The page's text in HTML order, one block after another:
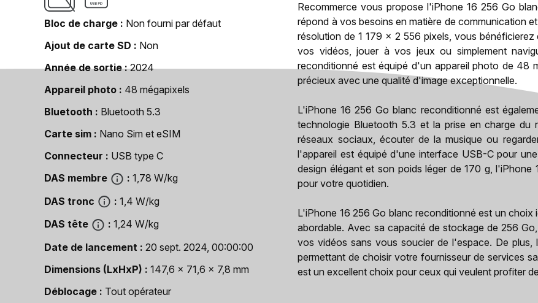
Bloc de charge
Non fourni par défaut
Ajout de carte SD
Non
Année de sortie
2024
Appareil photo
48 mégapixels
Bluetooth
Bluetooth 5.3
Carte sim
Nano Sim et eSIM
Connecteur
USB type C
DAS membre
1,78 W/kg
DAS tronc
1,4 W/kg
DAS tête
1,24 W/kg
Date de lancement
20 sept. 2024, 00:00:00
Dimensions (LxHxP)
147,6 x 71,6 x 7,8 mm
Déblocage
Tout opérateur
Recommerce vous propose l'iPhone 16 256 Go
répond à vos besoins en matière de communication
résolution de 1 179 x 2 556 pixels, vous
vos vidéos, jouer à vos jeux ou simplement
reconditionné est équipé d'un appareil photo de 48
précieux avec une qualité d'image exceptionnelle.
L'iPhone 16 256 Go blanc reconditionné est
technologie Bluetooth 5.3 et la prise en charge du
réseaux sociaux, écouter de la musique ou
l'appareil est équipé d'une interface USB-C pour
design élégant et son poids léger de 170 g,
pour votre quotidien.
L'iPhone 16 256 Go blanc reconditionné est un
abordable. Avec sa capacité de stockage de 256
vos vidéos sans vous soucier de l'espace. De
permettant de choisir votre fournisseur de services
est un excellent choix pour ceux qui veulent profiter